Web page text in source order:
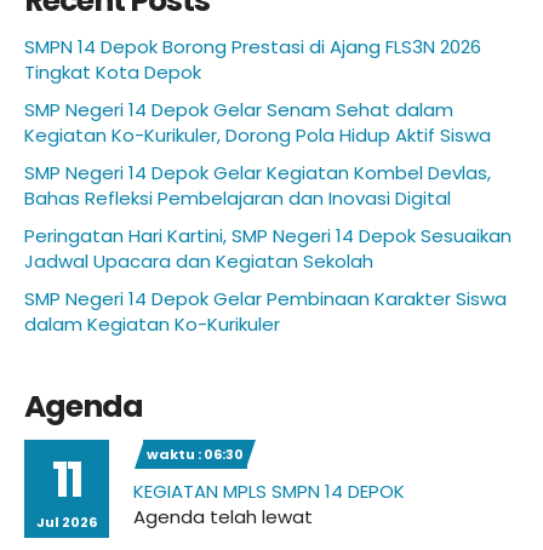
SMPN 14 Depok Borong Prestasi di Ajang FLS3N 2026
Tingkat Kota Depok
SMP Negeri 14 Depok Gelar Senam Sehat dalam
Kegiatan Ko-Kurikuler, Dorong Pola Hidup Aktif Siswa
SMP Negeri 14 Depok Gelar Kegiatan Kombel Devlas,
Bahas Refleksi Pembelajaran dan Inovasi Digital
Peringatan Hari Kartini, SMP Negeri 14 Depok Sesuaikan
Jadwal Upacara dan Kegiatan Sekolah
SMP Negeri 14 Depok Gelar Pembinaan Karakter Siswa
dalam Kegiatan Ko-Kurikuler
Agenda
11
Jul 2026
waktu : 06:30
KEGIATAN MPLS SMPN 14 DEPOK
Agenda telah lewat